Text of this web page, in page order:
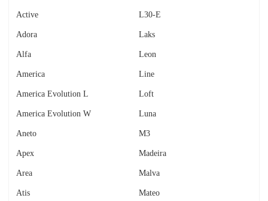
Active
Adora
Alfa
America
America Evolution L
America Evolution W
Aneto
Apex
Area
Atis
L30-E
Laks
Leon
Line
Loft
Luna
M3
Madeira
Malva
Mateo